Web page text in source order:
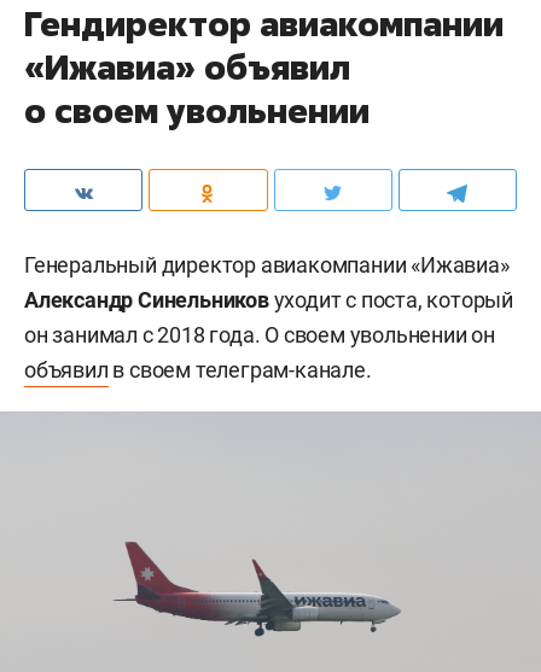
Гендиректор авиакомпании
«Ижавиа» объявил
о своем увольнении
Генеральный директор авиакомпании «Ижавиа»
Александр Синельниковуходит с поста, который
он занимал с 2018 года. О своем увольнении он
объявил в своем телеграм-канале.